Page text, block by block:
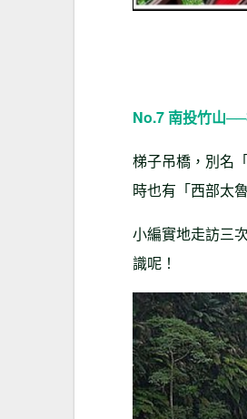
No.7 南投竹山
梯子吊橋，別名
時也有「西部太
小編實地走訪三
識呢！